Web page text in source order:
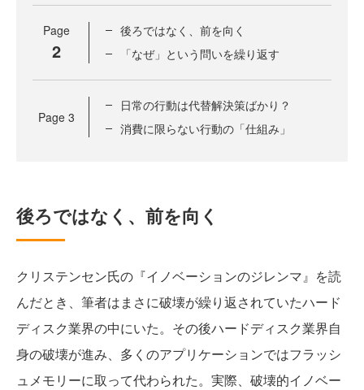
Page
2
後ろではなく、前を向く
「なぜ」という問いを繰り返す
Page 3
日常の行動は代替解決策ばかり？
消費に限らない行動の「仕組み」
後ろではなく、前を向く
クリステンセン氏の『イノベーションのジレンマ』を読
んだとき、筆者はまさに破壊が繰り返されていたハード
ディスク業界の中にいた。その後ハードディスク業界自
身の破壊が進み、多くのアプリケーションではフラッシ
ュメモリーに取って代わられた。実際、破壊的イノベー